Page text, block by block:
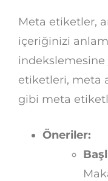
Meta etiketler,
içeriğinizi
indekslemesine
etiketleri, meta
gibi meta
Öneriler: